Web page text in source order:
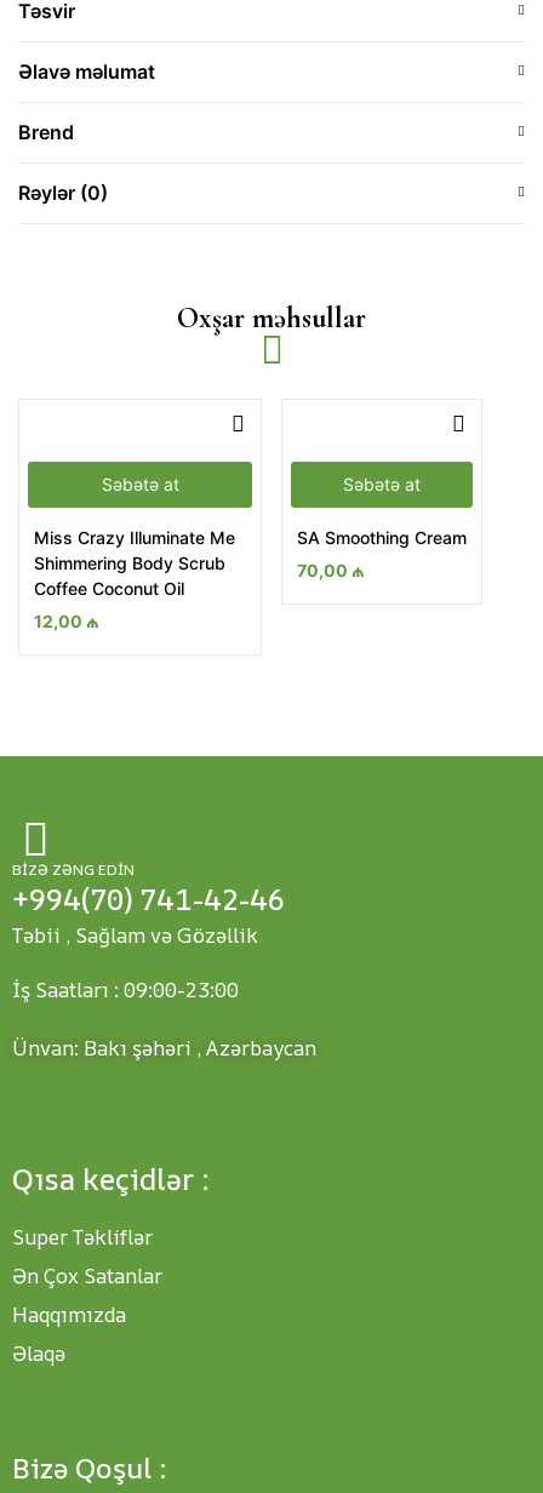
Təsvir
Əlavə məlumat
Brend
Rəylər (0)
Oxşar məhsullar
Səbətə at
Miss Crazy Illuminate Me
Shimmering Body Scrub
Coffee Coconut Oil
12,00 ₼
Səbətə at
SA Smoothing Cream
70,00 ₼
BIZƏ ZƏNG EDIN
+994(70) 741-42-46
Təbii , Sağlam və Gözəllik
İş Saatları : 09:00-23:00
Ünvan: Bakı şəhəri , Azərbaycan
Qısa keçidlər :
Super Təkliflər
Ən Çox Satanlar
Haqqımızda
Əlaqə
Bizə Qoşul :